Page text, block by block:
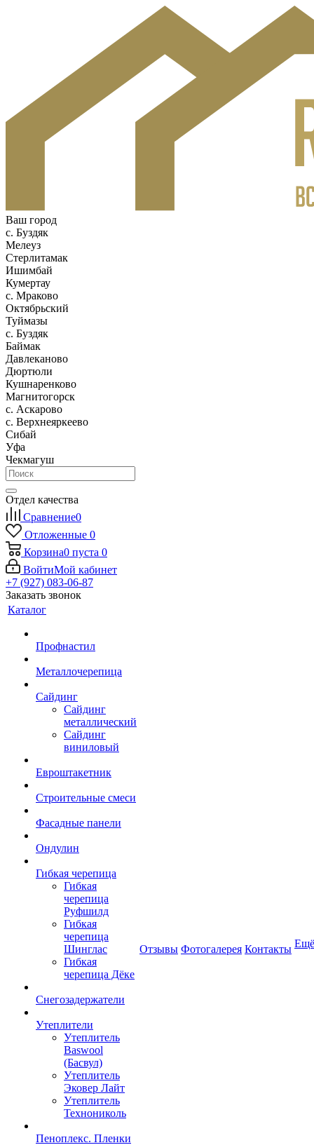
Ваш город
c. Буздяк
Мелеуз
Стерлитамак
Ишимбай
Кумертау
c. Мраково
Октябрьский
Туймазы
c. Буздяк
Баймак
Давлеканово
Дюртюли
Кушнаренково
Магнитогорск
с. Аскарово
с. Верхнеяркеево
Сибай
Уфа
Чекмагуш
Отдел качества
Сравнение0
Отложенные 0
Корзина0 пуста 0
ВойтиМой кабинет
+7 (927) 083-06-87
Заказать звонок
Каталог
Профнастил
Металлочерепица
Сайдинг
Сайдинг
металлический
Сайдинг
виниловый
Евроштакетник
Строительные смеси
Фасадные панели
Ондулин
Гибкая черепица
Гибкая
черепица
Руфшилд
Гибкая
черепица
Шинглас
Гибкая
черепица Дёке
Снегозадержатели
Утеплители
Утеплитель
Baswool
(Басвул)
Утеплитель
Эковер Лайт
Утеплитель
Технониколь
Пеноплекс. Пленки
Отзывы Фотогалерея Контакты Ещё